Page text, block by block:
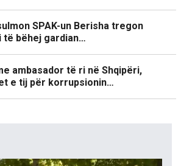
SPAK-un Berisha tregon
të bëhej gardian…
ambasador të ri në Shqipëri,
e tij për korrupsionin…